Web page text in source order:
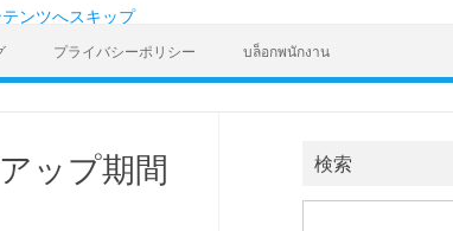
ンツへスキップ
プライバシーポリシー บล็อกพนักงาน
ップ期間
検索